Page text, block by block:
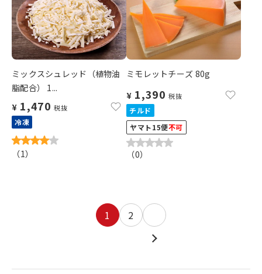
ミックスシュレッド（植物油
脂配合） 1...
¥ 1,470 税抜
冷凍
（1）
ミモレットチーズ 80g
¥ 1,390 税抜
チルド
ヤマト15便不可
（0）
1 2